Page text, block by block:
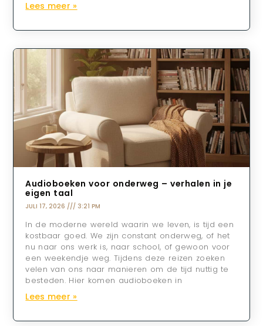
Lees meer »
Audioboeken voor onderweg – verhalen in je
eigen taal
JULI 17, 2026 3:21 PM
In de moderne wereld waarin we leven, is tijd een
kostbaar goed. We zijn constant onderweg, of het
nu naar ons werk is, naar school, of gewoon voor
een weekendje weg. Tijdens deze reizen zoeken
velen van ons naar manieren om de tijd nuttig te
besteden. Hier komen audioboeken in
Lees meer »